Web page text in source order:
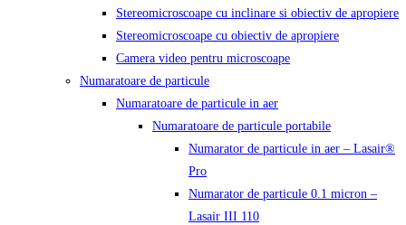
Stereomicroscoape cu inclinare si obiectiv de apropiere
Stereomicroscoape cu obiectiv de apropiere
Camera video pentru microscoape
Numaratoare de particule
Numaratoare de particule in aer
Numaratoare de particule portabile
Numarator de particule in aer – Lasair®
Pro
Numarator de particule 0.1 micron –
Lasair III 110